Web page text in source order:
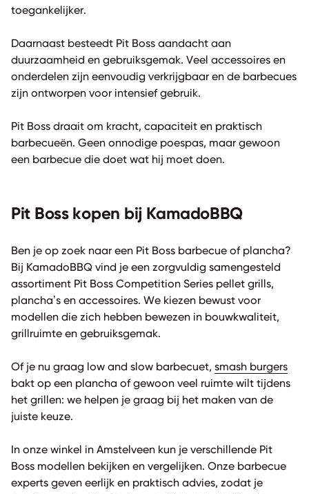
toegankelijker.
Daarnaast besteedt Pit Boss aandacht aan
duurzaamheid en gebruiksgemak. Veel accessoires en
onderdelen zijn eenvoudig verkrijgbaar en de barbecues
zijn ontworpen voor intensief gebruik.
Pit Boss draait om kracht, capaciteit en praktisch
barbecueën. Geen onnodige poespas, maar gewoon
een barbecue die doet wat hij moet doen.
Pit Boss kopen bij KamadoBBQ
Ben je op zoek naar een Pit Boss barbecue of plancha?
Bij KamadoBBQ vind je een zorgvuldig samengesteld
assortiment Pit Boss Competition Series pellet grills,
plancha’s en accessoires. We kiezen bewust voor
modellen die zich hebben bewezen in bouwkwaliteit,
grillruimte en gebruiksgemak.
Of je nu graag low and slow barbecuet, smash burgers
bakt op een plancha of gewoon veel ruimte wilt tijdens
het grillen: we helpen je graag bij het maken van de
juiste keuze.
In onze winkel in Amstelveen kun je verschillende Pit
Boss modellen bekijken en vergelijken. Onze barbecue
experts geven eerlijk en praktisch advies, zodat je